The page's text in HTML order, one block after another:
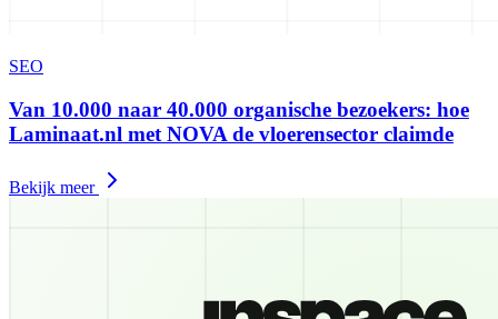
SEO
Van 10.000 naar 40.000 organische bezoekers: hoe
Laminaat.nl met NOVA de vloerensector claimde
Bekijk meer